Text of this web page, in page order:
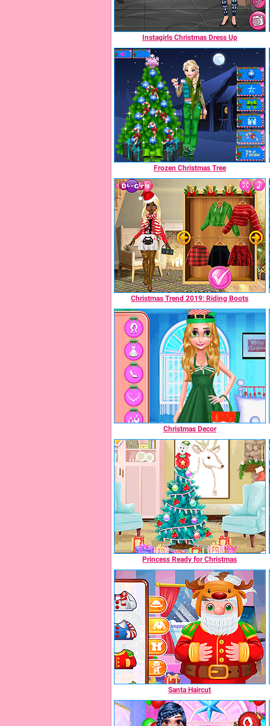
Instagirls Christmas Dress Up
Frozen Christmas Tree
Christmas Trend 2019: Riding Boots
Christmas Decor
Princess Ready for Christmas
Santa Haircut